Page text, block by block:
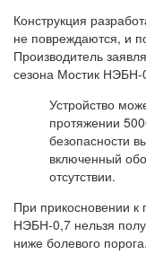
Конструкция
не повреждаются, и
Производитель
сезона Мостик НЭБН-
Устройство
протяжении
безопасности
включенный
отсутствии.
При прикосновении к
НЭБН-0,7 нельзя
ниже болевого порога.